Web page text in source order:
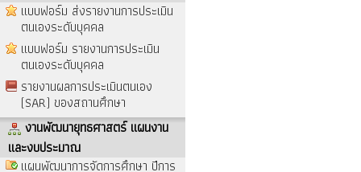
แบบฟอร์ม ส่งรายงานการประเมิน
ตนเองระดับบุคคล
แบบฟอร์ม รายงานการประเมิน
ตนเองระดับบุคคล
รายงานผลการประเมินตนเอง
(SAR) ของสถานศึกษา
งานพัฒนายุทธศาสตร์ แผนงาน
และงบประมาณ
แผนพัฒนาการจัดการศึกษา ปีการ